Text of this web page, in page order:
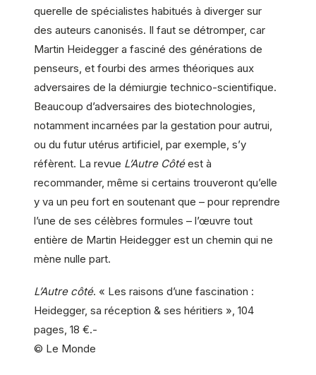
querelle de spécialistes habitués à diverger sur
des auteurs canonisés. Il faut se détromper, car
Martin Heidegger a fasciné des générations de
penseurs, et fourbi des armes théoriques aux
adversaires de la démiurgie technico-scientifique.
Beaucoup d’adversaires des biotechnologies,
notamment incarnées par la gestation pour autrui,
ou du futur utérus artificiel, par exemple, s’y
réfèrent. La revue L’Autre Côtéest à
recommander, même si certains trouveront qu’elle
y va un peu fort en soutenant que – pour reprendre
l’une de ses célèbres formules – l’œuvre tout
entière de Martin Heidegger est un chemin qui ne
mène nulle part.
L’Autre côté. « Les raisons d’une fascination :
Heidegger, sa réception & ses héritiers », 104
pages, 18 €.-
© Le Monde